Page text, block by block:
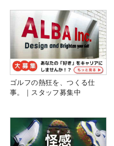
ゴルフの熱狂を、つくる仕
事。｜スタッフ募集中